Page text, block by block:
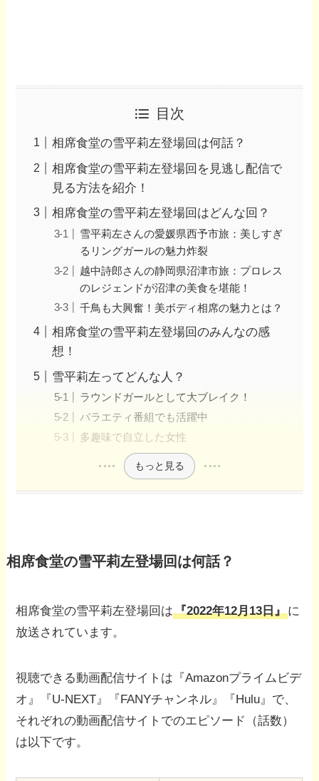
目次
相席食堂の雪平莉左登場回は何話？
相席食堂の雪平莉左登場回を見逃し配信で
見る方法を紹介！
相席食堂の雪平莉左登場回はどんな回？
雪平莉左さんの愛媛県西予市旅：美しすぎ
るリングガールの魅力炸裂
越中詩郎さんの静岡県沼津市旅：プロレス
のレジェンドが沼津の美食を堪能！
千鳥も大興奮！美ボディ相席の魅力とは？
相席食堂の雪平莉左登場回のみんなの感
想！
雪平莉左ってどんな人？
ラウンドガールとして大ブレイク！
バラエティ番組でも活躍中
多趣味で自立した女性
もっと見る
相席食堂の雪平莉左登場回は何話？
相席食堂の雪平莉左登場回は『2022年12月13日』に
放送されています。
視聴できる動画配信サイトは『Amazonプライムビデ
オ』『U-NEXT』『FANYチャンネル』『Hulu』で、
それぞれの動画配信サイトでのエピソード（話数）
は以下です。